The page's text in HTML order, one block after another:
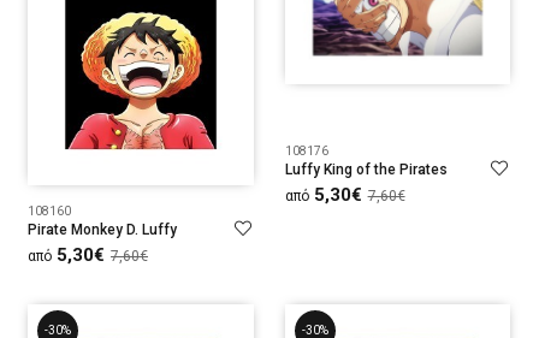
108160
Pirate Monkey D. Luffy
από 5,30€ 7,60€
108176
Luffy King of the Pirates
από 5,30€ 7,60€
-30% -30%